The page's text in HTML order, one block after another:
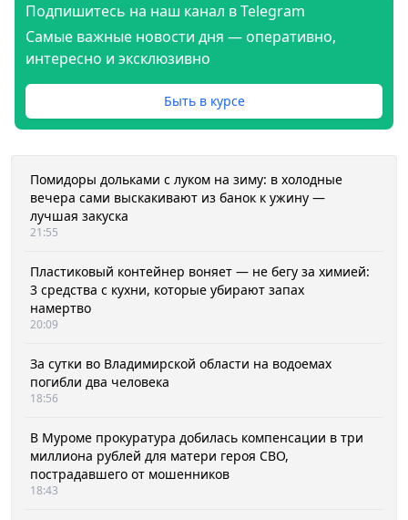
Подпишитесь на наш канал в Telegram
Самые важные новости дня — оперативно,
интересно и эксклюзивно
Быть в курсе
Помидоры дольками с луком на зиму: в холодные
вечера сами выскакивают из банок к ужину —
лучшая закуска
21:55
Пластиковый контейнер воняет — не бегу за химией:
3 средства с кухни, которые убирают запах
намертво
20:09
За сутки во Владимирской области на водоемах
погибли два человека
18:56
В Муроме прокуратура добилась компенсации в три
миллиона рублей для матери героя СВО,
пострадавшего от мошенников
18:43